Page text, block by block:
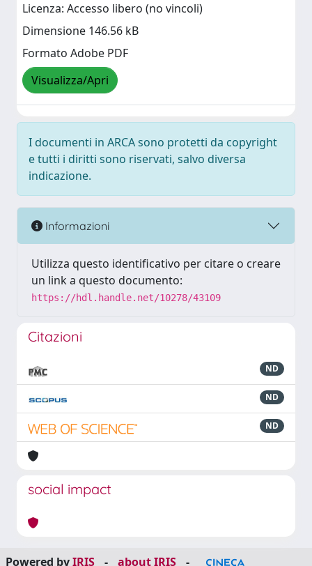
Licenza: Accesso libero (no vincoli)
Dimensione 146.56 kB
Formato Adobe PDF
Visualizza/Apri
I documenti in ARCA sono protetti da copyright
e tutti i diritti sono riservati, salvo diversa
indicazione.
Informazioni
Utilizza questo identificativo per citare o creare
un link a questo documento:
https://hdl.handle.net/10278/43109
Citazioni
ND
ND
ND
social impact
Powered byIRIS - about IRIS -